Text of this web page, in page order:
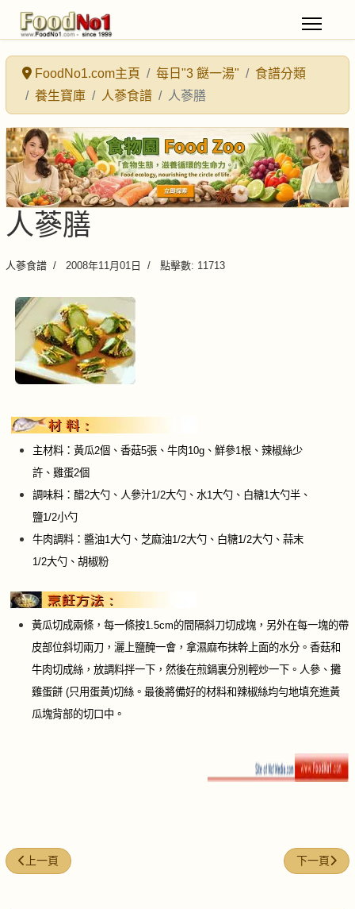
FoodNo1.com主頁 每日"3 餸一湯"
食譜分類
養生寶庫
人蔘食譜 人蔘膳
人蔘膳
人蔘食譜 2008年11月01日 點擊數: 11713
主材料：黃瓜2個、香菇5張、牛肉10g、鮮參1根、辣椒絲少
許、雞蛋2個
調味料：醋2大勺、人參汁1/2大勺、水1大勺、白糖1大勺半、
鹽1/2小勺
牛肉調料：醬油1大勺、芝麻油1/2大勺、白糖1/2大勺、蒜末
1/2大勺、胡椒粉
黃瓜切成兩條，每一條按1.5cm的間隔斜刀切成塊，另外在每一塊的帶
皮部位斜切兩刀，灑上鹽醃一會，拿濕麻布抹幹上面的水分。香菇和
牛肉切成絲，放調料拌一下，然後在煎鍋裏分別輕炒一下。人參、攤
雞蛋餅 (只用蛋黃)切絲。最後將備好的材料和辣椒絲均勻地填充進黃
瓜塊背部的切口中。
上一篇文章: 人蔘餅與串煎人蔘
上一頁 下一篇文章
下一頁